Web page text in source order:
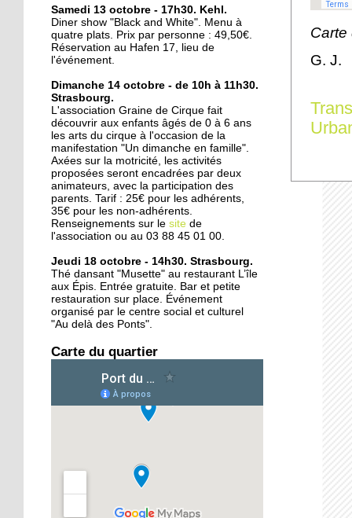
Le Cyclotour s'élance
sous le soleil
14 octobre 2017
Deux-Rives : "Eviter de
faire des contresens"
12 octobre 2017
Du Port du Rhin au port
d'Amsterdam
25 septembre 2015
Deux rives, treize ponts
24 septembre 2015
L'Ososphère : de retour à
la Coop dès l'an prochain
24 septembre 2015
Le centre équestre des
Deux Rives remonte en
Oüday, 16 ans, réfugié
syrien, concentré sur son
Samedi 13 octobre - 17h30. Kehl.
Diner show "Black and White". Menu à
quatre plats. Prix par personne : 49,50€.
Réservation au Hafen 17, lieu de
l'événement.
Dimanche 14 octobre - de 10h à 11h30.
Strasbourg.
L'association Graine de Cirque fait
découvrir aux enfants âgés de 0 à 6 ans
les arts du cirque à l'occasion de la
manifestation "Un dimanche en famille".
Axées sur la motricité, les activités
proposées seront encadrées par deux
animateurs, avec la participation des
parents. Tarif : 25€ pour les adhérents,
35€ pour les non-adhérents.
Renseignements sur le site de
l'association ou au 03 88 45 01 00.
Jeudi 18 octobre - 14h30. Strasbourg.
Thé dansant "Musette" au restaurant L’île
aux Épis. Entrée gratuite. Bar et petite
restauration sur place. Événement
organisé par le centre social et culturel
"Au delà des Ponts".
Carte du quartier
Carte
G. J.